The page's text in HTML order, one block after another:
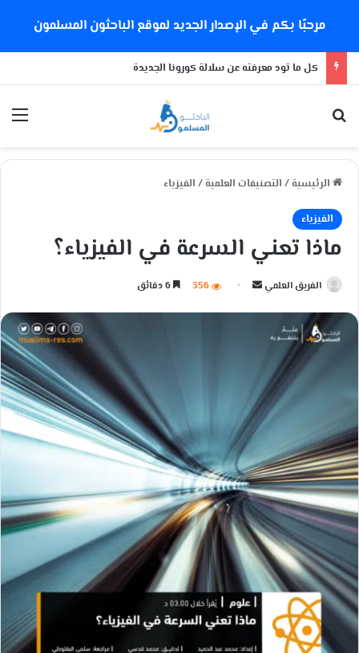
مرحبًا بكم في الإصدار الجديد لموقع الباحثون المسلمون
كل ما تود معرفته عن سلالة كورونا الجديدة
الرئيسية / التصنيفات العلمية / الفيزياء
الفيزياء
ماذا تعني السرعة في الفيزياء؟
الفريق العلمي
ي
د
ا
إ
ل
ك
ت
ر
و
ن
ي
356